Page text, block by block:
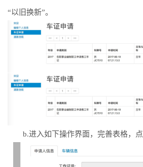
“以旧换新”。
b.进入如下操作界面，完善表格，点